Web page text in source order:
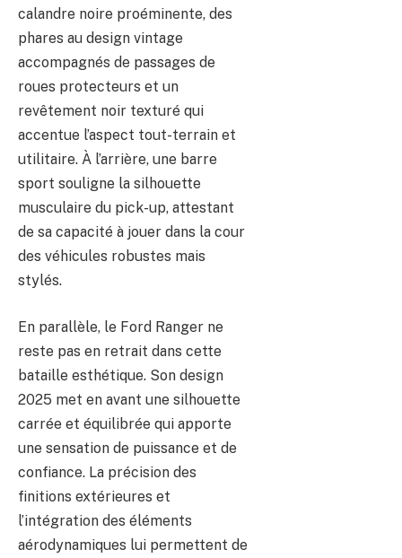
calandre noire proéminente, des
phares au design vintage
accompagnés de passages de
roues protecteurs et un
revêtement noir texturé qui
accentue l’aspect tout-terrain et
utilitaire. À l’arrière, une barre
sport souligne la silhouette
musculaire du pick-up, attestant
de sa capacité à jouer dans la cour
des véhicules robustes mais
stylés.
En parallèle, le Ford Ranger ne
reste pas en retrait dans cette
bataille esthétique. Son design
2025 met en avant une silhouette
carrée et équilibrée qui apporte
une sensation de puissance et de
confiance. La précision des
finitions extérieures et
l’intégration des éléments
aérodynamiques lui permettent de